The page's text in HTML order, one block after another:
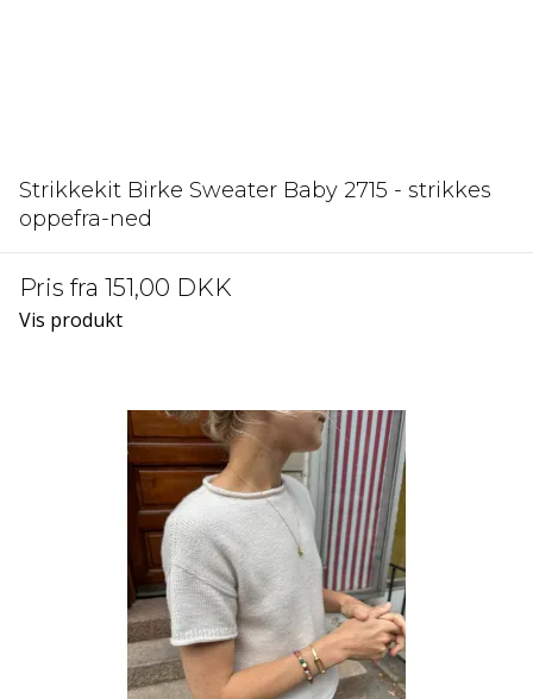
Strikkekit Birke Sweater Baby 2715 - strikkes
oppefra-ned
Pris fra 151,00 DKK
Vis produkt